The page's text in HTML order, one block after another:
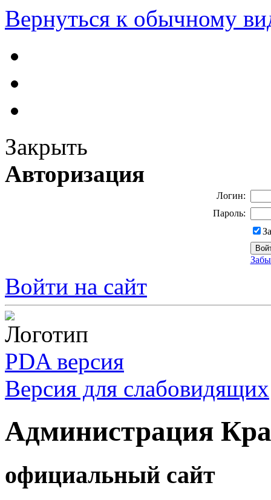
Вернуться к обычному
Закрыть
Авторизация
Логин:
Пароль:
Войти на сайт
PDA версия
Версия для слабовидящих
Администрация
официальный сайт